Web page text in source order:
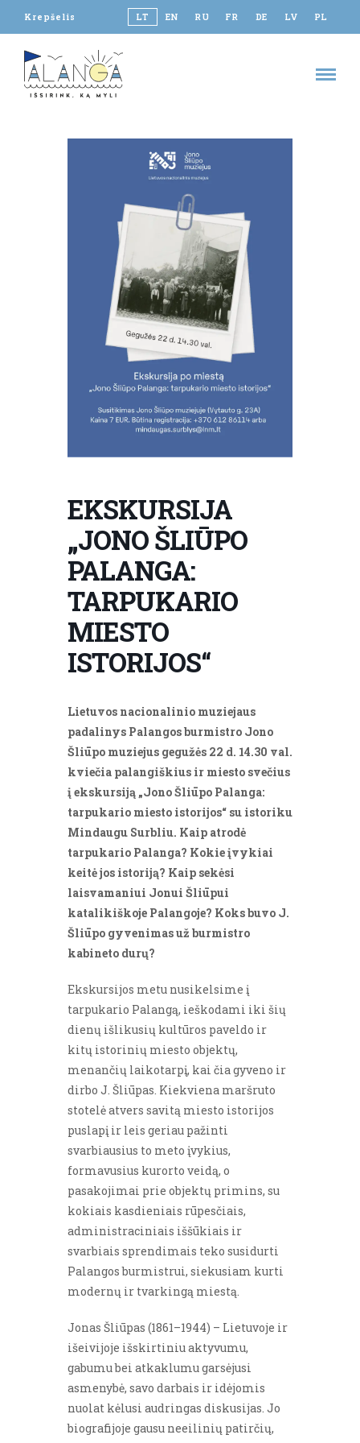
Krepšelis LT EN RU FR DE LV PL
EKSKURSIJA
„JONO ŠLIŪPO
PALANGA:
TARPUKARIO
MIESTO
ISTORIJOS“
Lietuvos nacionalinio muziejaus
padalinys Palangos burmistro Jono
Šliūpo muziejus gegužės 22 d. 14.30 val.
kviečia palangiškius ir miesto svečius
į ekskursiją „Jono Šliūpo Palanga:
tarpukario miesto istorijos“ su istoriku
Mindaugu Surbliu. Kaip atrodė
tarpukario Palanga? Kokie įvykiai
keitė jos istoriją? Kaip sekėsi
laisvamaniui Jonui Šliūpui
katalikiškoje Palangoje? Koks buvo J.
Šliūpo gyvenimas už burmistro
kabineto durų?
Ekskursijos metu nusikelsime į
tarpukario Palangą, ieškodami iki šių
dienų išlikusių kultūros paveldo ir
kitų istorinių miesto objektų,
menančių laikotarpį, kai čia gyveno ir
dirbo J. Šliūpas. Kiekviena maršruto
stotelė atvers savitą miesto istorijos
puslapį ir leis geriau pažinti
svarbiausius to meto įvykius,
formavusius kurorto veidą, o
pasakojimai prie objektų primins, su
kokiais kasdieniais rūpesčiais,
administraciniais iššūkiais ir
svarbiais sprendimais teko susidurti
Palangos burmistrui, siekusiam kurti
modernų ir tvarkingą miestą.
Jonas Šliūpas (1861–1944) – Lietuvoje ir
išeivijoje išskirtiniu aktyvumu,
gabumu bei atkaklumu garsėjusi
asmenybė, savo darbais ir idėjomis
nuolat kėlusi audringas diskusijas. Jo
biografijoje gausu neeilinių patirčių,